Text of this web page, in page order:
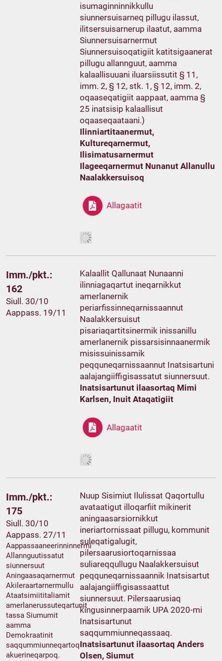
isumaginninnikkullu
siunnersuisarneq pillugu ilassut,
ilitsersuisarnerup ilaatut, aamma
Siunnersuisarnermut
Siunnersuisoqatigiit katitsigaanerat
pillugu allannguut, aamma
kalaallisuuani iluarsiissutit § 11,
imm. 2, § 12, stk. 1, § 12, imm. 2,
oqaaseqatigiit aappaat, aamma §
25 inatsisip kalaallisut
oqaaseqaataani.)
Ilinniartitaanermut,
Kultureqarnermut,
Ilisimatusarnermut
Ilageeqarnermut Nunanut Allanullu
Naalakkersuisoq
Allagaatit
Imm./pkt.:
162
Siull. 30/10
Aappass. 19/11
Kalaallit Qallunaat Nunaanni
ilinniagaqartut ineqarnikkut
amerlanernik
periarfissinneqarnissaannut
Naalakkersuisut
pisariaqartitsinermik inissanillu
amerlanernik pissarsisinnaanermik
misissuinissamik
peqquneqarnissaannut Inatsisartuni
aalajangiiffigisassatut siunnersuut.
Inatsisartunut ilaasortaq Mimi
Karlsen, Inuit Ataqatigiit
Allagaatit
Imm./pkt.:
175
Siull. 30/10
Aappass. 27/11
Aappassaaneerinninnermi
Allannguutissatut
siunnersuut
Aningaasaqarnermut
Akileraartarnermullu
Ataatsimiititaliamit
amerlanerussuteqartunit
tassa Siumumit
aamma
Demokraatinit
saqqummiunneqartoq
akuerineqarpoq.
Nuup Sisimiut Ilulissat Qaqortullu
avataatigut illoqarfiit mikinerit
aningaasarsiornikkut
ineriartornissaat pillugu, kommunit
suleqatigalugit,
pilersaarusiortoqarnissaa
suliareqqullugu Naalakkersuisut
peqquneqarnissaannik Inatsisartut
aalajangiiffigisassaattut
siunnersuut. Pilersaarusiaq
kingusinnerpaamik UPA 2020-mi
Inatsisartunut
saqqummiunneqassaaq.
Inatsisartunut ilaasortaq Anders
Olsen, Siumut